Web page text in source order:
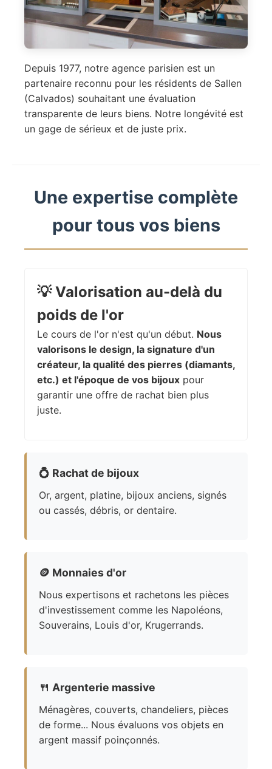
Depuis 1977, notre agence parisien est un
partenaire reconnu pour les résidents de Sallen
(Calvados) souhaitant une évaluation
transparente de leurs biens. Notre longévité est
un gage de sérieux et de juste prix.
Une expertise complète
pour tous vos biens
💡Valorisation au-delà du
poids de l'or
Le cours de l'or n'est qu'un début. Nous
valorisons le design, la signature d'un
créateur, la qualité des pierres (diamants,
etc.) et l'époque de vos bijoux pour
garantir une offre de rachat bien plus
juste.
💍 Rachat de bijoux
Or, argent, platine, bijoux anciens, signés
ou cassés, débris, or dentaire.
🪙 Monnaies d'or
Nous expertisons et rachetons les pièces
d'investissement comme les Napoléons,
Souverains, Louis d'or, Krugerrands.
🍴 Argenterie massive
Ménagères, couverts, chandeliers, pièces
de forme... Nous évaluons vos objets en
argent massif poinçonnés.